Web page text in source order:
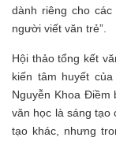
dành riêng cho
người viết văn trẻ”.
Hội thảo tổng kết
kiến tâm huyết
Nguyễn Khoa Điềm
văn học là sáng tạo
tạo khác, nhưng